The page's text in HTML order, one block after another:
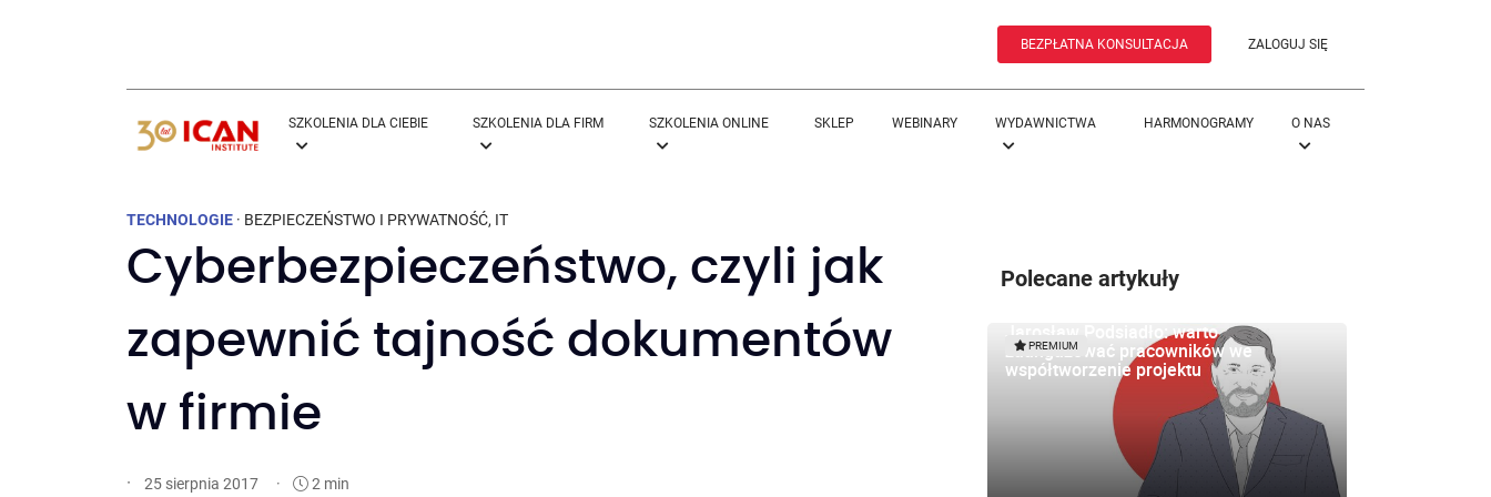
BEZPŁATNA KONSULTACJA ZALOGUJ SIĘ
SZKOLENIA DLA CIEBIE SZKOLENIA DLA FIRM SZKOLENIA ONLINE SKLEP WEBINARY WYDAWNICTWA HARMONOGRAMY O NAS
TECHNOLOGIE · BEZPIECZEŃSTWO I PRYWATNOŚĆ, IT
Cyberbezpieczeństwo, czyli jak
zapewnić tajność dokumentów
w firmie
· 25 sierpnia 2017 · 2 min
Polecane artykuły
Jarosław Podsiadło: warto
zaangażować pracowników we
współtworzenie projektu
PREMIUM